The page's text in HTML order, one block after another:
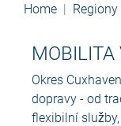
Home Regiony
MOBILITA
Okres
dopravy - od
flexibilní